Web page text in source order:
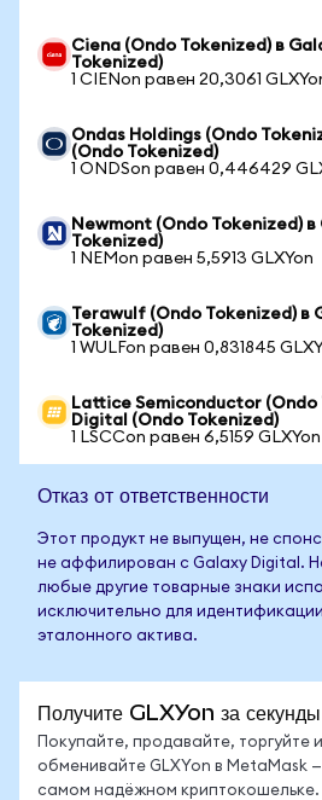
Ciena (Ondo Tokenized) в
Tokenized)
1 CIENon равен 20,3061
Ondas Holdings (Ondo
(Ondo Tokenized)
1 ONDSon равен 0,446429
Newmont (Ondo Tokenized)
Tokenized)
1 NEMon равен 5,5913 GLXYon
Terawulf (Ondo Tokenized) в
Tokenized)
1 WULFon равен 0,831845
Lattice Semiconductor (Ondo
Digital (Ondo Tokenized)
1 LSCCon равен 6,5159 GLXYon
Отказ от ответственности
Этот продукт не выпущен, не
не аффилирован с Galaxy Digital.
любые другие товарные знаки
исключительно для
эталонного актива.
Получите GLXYon за секунды
Покупайте, продавайте, торгуйте и
обменивайте GLXYon в MetaMask —
самом надёжном криптокошельке.